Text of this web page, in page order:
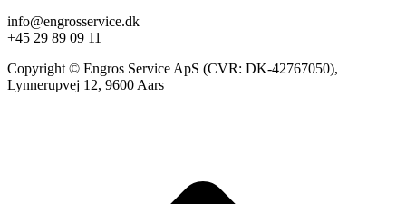
info@engrosservice.dk
+45 29 89 09 11
Copyright © Engros Service ApS (CVR: DK-42767050),
Lynnerupvej 12, 9600 Aars